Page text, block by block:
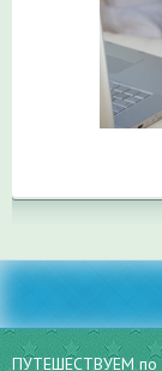
ПУТЕШЕСТВУЕМ по